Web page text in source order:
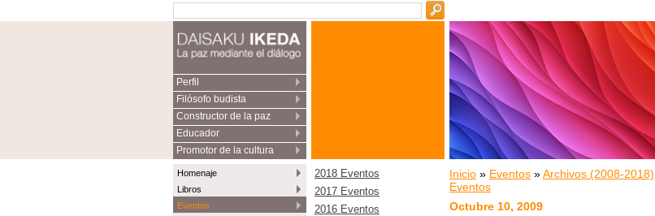
Perfil
Filósofo budista
Constructor de la paz
Educador
Promotor de la cultura
Homenaje
Libros
Eventos
2018 Eventos
2017 Eventos
2016 Eventos
Inicio » Eventos »Archivos (2008-2018)
Eventos
Octubre 10, 2009